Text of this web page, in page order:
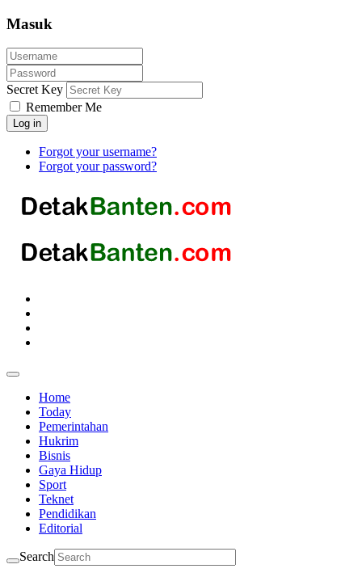
Masuk
Secret Key
Remember Me
Log in
Forgot your username?
Forgot your password?
Home
Today
Pemerintahan
Hukrim
Bisnis
Gaya Hidup
Sport
Teknet
Pendidikan
Editorial
Search